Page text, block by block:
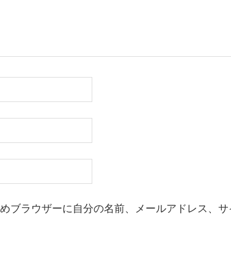
ブラウザーに自分の名前、メールアドレス、サ